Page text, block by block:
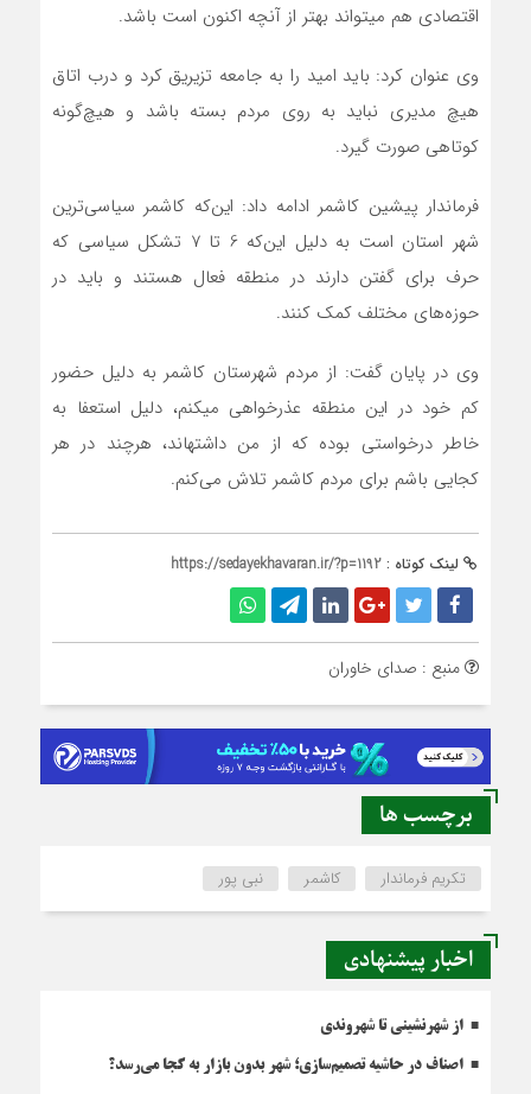
اقتصادی هم می‎تواند بهتر از آنچه اکنون است باشد.
وی عنوان کرد: باید امید را به جامعه تزیریق کرد و درب اتاق
هیچ مدیری نباید به روی مردم بسته باشد و هیچ‌گونه
کوتاهی صورت گیرد.
فرماندار پیشین کاشمر ادامه داد: این‌که کاشمر سیاسی‌ترین
شهر استان است به دلیل این‌که 6 تا 7 تشکل سیاسی که
حرف برای گفتن دارند در منطقه فعال هستند و باید در
حوزه‌های مختلف کمک کنند.
وی در پایان گفت: از مردم شهرستان کاشمر به دلیل حضور
کم خود در این منطقه عذرخواهی می‎کنم، دلیل استعفا به
خاطر درخواستی بوده که از من داشته‎اند، هرچند در هر
کجایی باشم برای مردم کاشمر تلاش می‌کنم.
لینک کوتاه : https://sedayekhavaran.ir/?p=1192
منبع : صدای خاوران
برچسب ها
تکریم فرماندار کاشمر نبی پور
اخبار پیشنهادی
از شهرنشینی تا شهروندی
اصناف در حاشیه تصمیم‌سازی؛ شهر بدون بازار به کجا می‌رسد؟